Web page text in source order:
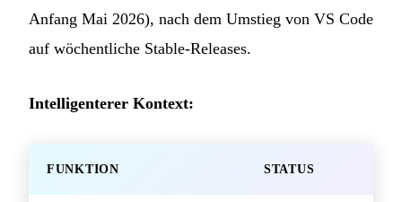
Anfang Mai 2026), nach dem Umstieg von VS Code
auf wöchentliche Stable-Releases.
Intelligenterer Kontext:
FUNKTION STATUS